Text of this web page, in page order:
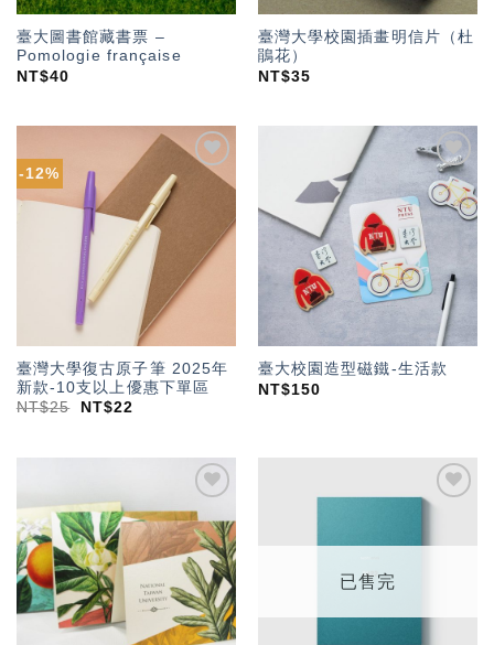
臺大圖書館藏書票 –
Pomologie française
NT$40
臺灣大學校園插畫明信片（杜
鵑花）
NT$35
-12%
加入
單」
臺灣大學復古原子筆 2025年
新款-10支以上優惠下單區
NT$25 NT$22
加入
「願
望輕
臺大校園造型磁鐵-生活款
NT$150
加入
「願
望輕
單」
望輕
已售完